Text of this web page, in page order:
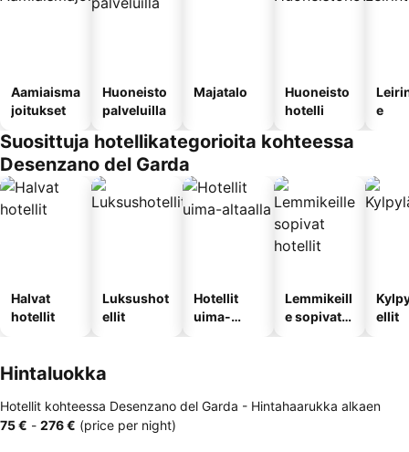
Aamiaisma
joitukset
Huoneisto
palveluilla
Majatalo
Huoneisto
hotelli
e
Suosittuja hotellikategorioita kohteessa
Desenzano del Garda
Halvat
hotellit
Luksushot
ellit
Hotellit
uima-
Lemmikeill
e sopivat
ellit
Hintaluokka
Hotellit kohteessa Desenzano del Garda - Hintahaarukka alkaen
‎75 € - ‎276 € (price per night)